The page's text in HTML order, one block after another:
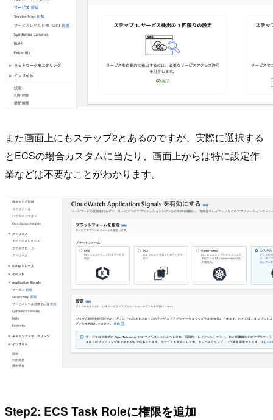
また画面上にもステップ2とあるのですが、実際に選択する
とECSの場合カスタムに当たり、画面上からは特に設定作
業などは不要なことがわかります。
Step2: ECS Task Roleに権限を追加